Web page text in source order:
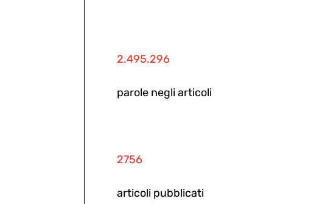
2.495.296
parole negli articoli
2756
articoli pubblicati